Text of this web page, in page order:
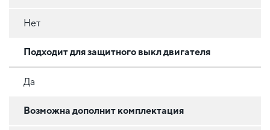
Нет
Подходит для защитного выкл двигателя
Да
Возможна дополнит комплектация